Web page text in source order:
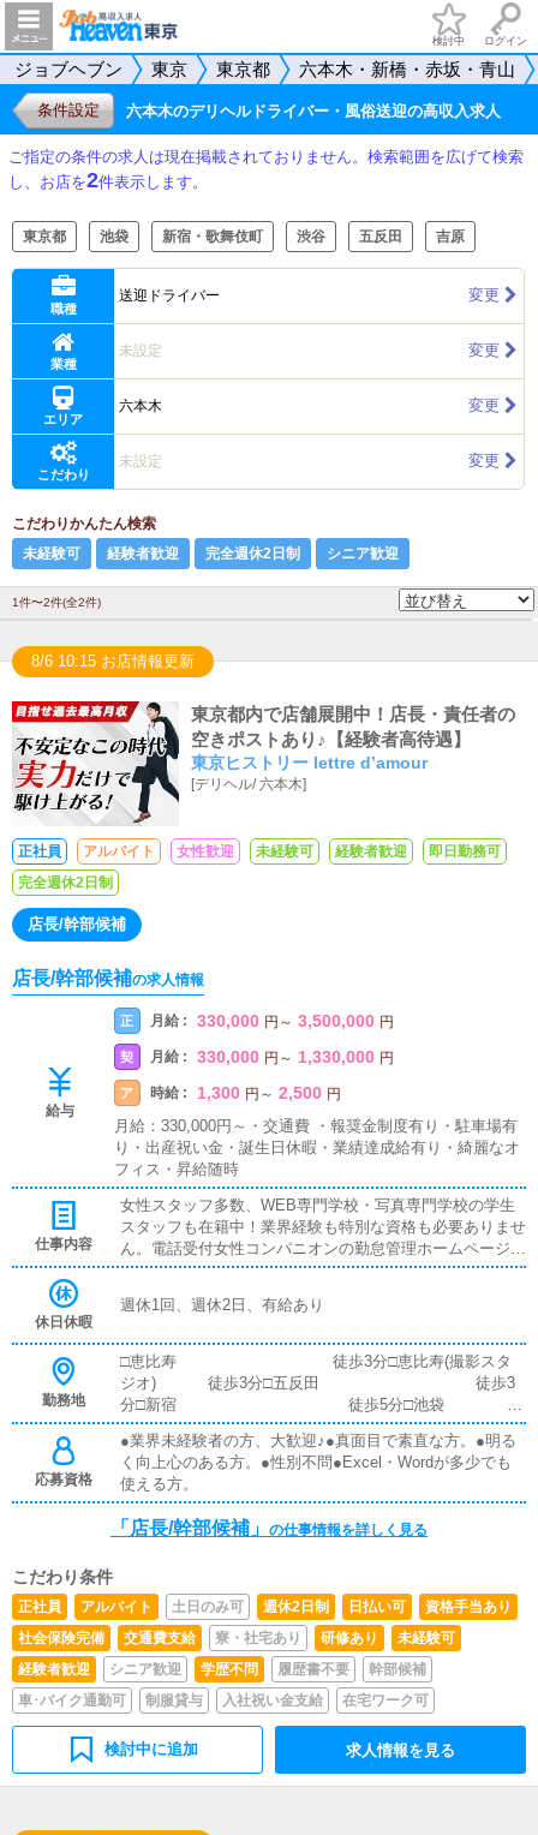
検討中 ログイン
ジョブヘブン 東京 東京都 六本木・新橋・赤坂・青山
条件設定 六本木のデリヘルドライバー・風俗送迎の高収入求人
ご指定の条件の求人は現在掲載されておりません。検索範囲を広げて検索
し、お店を2件表示します。
東京都 池袋 新宿・歌舞伎町 渋谷 五反田 吉原
職種
送迎ドライバー 変更
業種
未設定 変更
エリア
六本木 変更
こだわり
未設定 変更
こだわりかんたん検索
未経験可
経験者歓迎 完全週休2日制 シニア歓迎
1件〜2件(全2件)
8/6 10:15 お店情報更新
東京都内で店舗展開中！店長・責任者の
空きポストあり♪【経験者高待遇】
東京ヒストリー lettre d’amour
[デリヘル/六本木]
正社員 アルバイト 女性歓迎 未経験可 経験者歓迎
即日勤務可
完全週休2日制
店長/幹部候補
店長/幹部候補の求人情報
給与
正 月給 : 330,000 円 ～ 3,500,000 円
契 月給 : 330,000 円 ～ 1,330,000 円
ア 時給 : 1,300 円 ～ 2,500 円
月給：330,000円～・交通費 ・報奨金制度有り・駐車場有
り・出産祝い金・誕生日休暇・業績達成給有り・綺麗なオ
フィス・昇給随時
仕事内容
女性スタッフ多数、WEB専門学校・写真専門学校の学生
スタッフも在籍中！業界経験も特別な資格も必要ありませ
ん。電話受付女性コンパニオンの勤怠管理ホームページ更
新イベント企画提案ホームページ作成など
休日休暇
週休1回、週休2日、有給あり
勤務地
□恵比寿 徒歩3分□恵比寿(撮影スタ
ジオ) 徒歩3分□五反田 徒歩3
分□新宿 徒歩5分□池袋
徒歩1分 □目黒 準
備中
応募資格
●業界未経験者の方、大歓迎♪●真面目で素直な方。●明る
く向上心のある方。●性別不問●Excel・Wordが多少でも
使える方。
「店長/幹部候補」 の仕事情報を詳しく見る
こだわり条件
正社員 アルバイト 土日のみ可 週休2日制 日払い可
資格手当あり
社会保険完備
交通費支給 寮・社宅あり 研修あり
未経験可
経験者歓迎
シニア歓迎 学歴不問 履歴書不要
幹部候補
車･バイク通勤可
制服貸与 入社祝い金支給 在宅ワーク可
検討中に追加 求人情報を見る